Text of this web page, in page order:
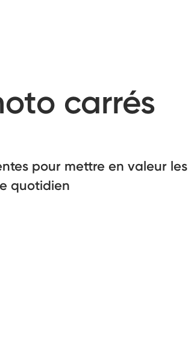
carrés
pour mettre en valeur les
quotidien